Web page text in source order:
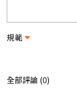
規範
全部評論 (0)